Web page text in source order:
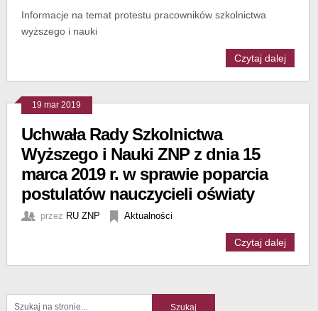
Informacje na temat protestu pracowników szkolnictwa
wyższego i nauki
Czytaj dalej
19 mar 2019
Uchwała Rady Szkolnictwa
Wyższego i Nauki ZNP z dnia 15
marca 2019 r. w sprawie poparcia
postulatów nauczycieli oświaty
przez RU ZNP Aktualności
Czytaj dalej